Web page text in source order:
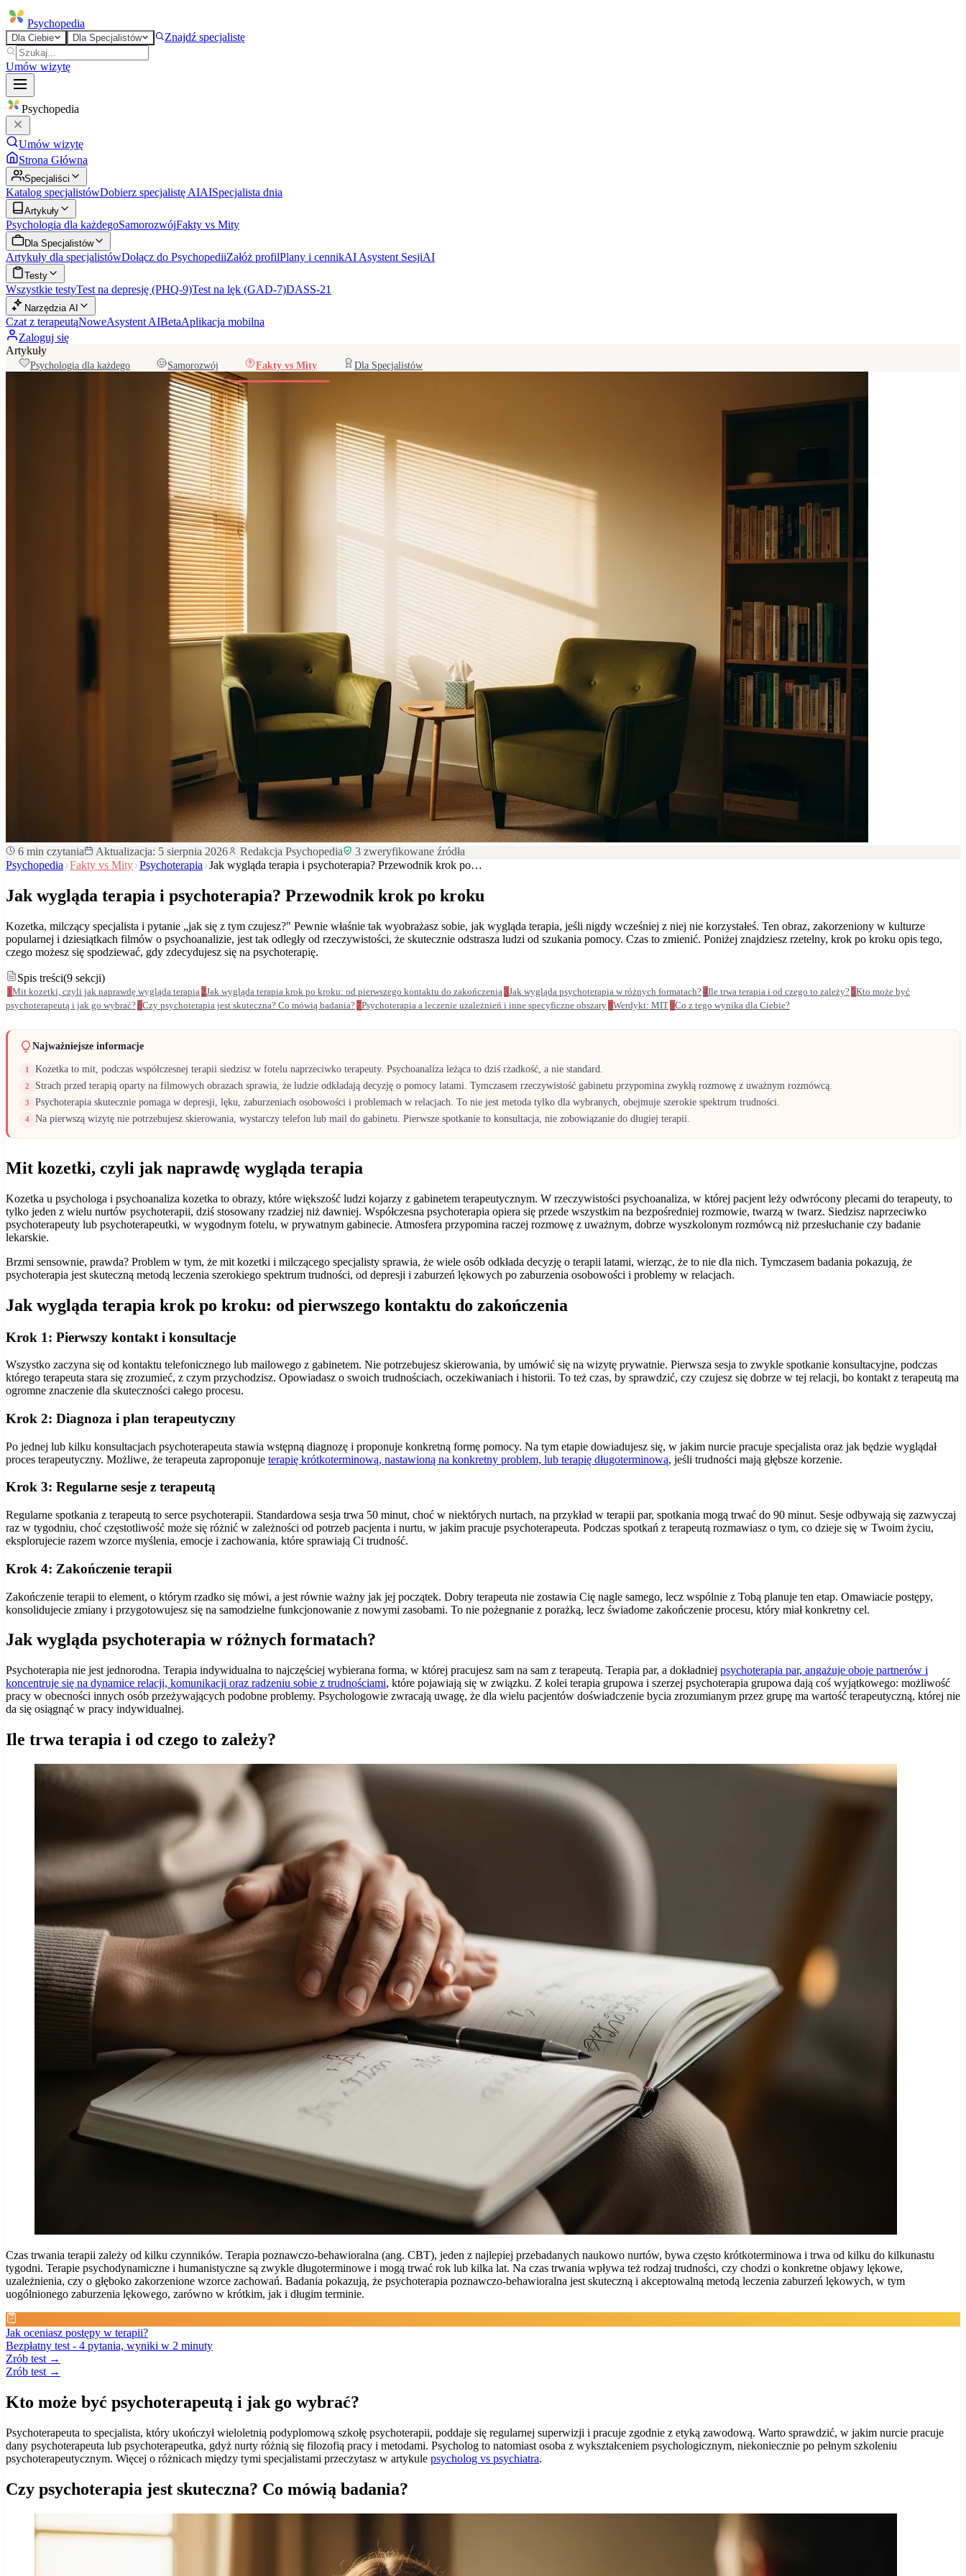
Psychopedia
Dla Ciebie Dla Specjalistów Znajdź specjalistę
Umów wizytę
Psychopedia
Umów wizytę
Strona Główna
Specjaliści
Katalog specjalistówDobierz specjalistę AIAISpecjalista dnia
Artykuły
Psychologia dla każdegoSamorozwójFakty vs Mity
Dla Specjalistów
Artykuły dla specjalistówDołącz do PsychopediiZałóż profilPlany i cennikAI Asystent SesjiAI
Testy
Wszystkie testyTest na depresję (PHQ-9)Test na lęk (GAD-7)DASS-21
Narzędzia AI
Czat z terapeutąNoweAsystent AIBetaAplikacja mobilna
Zaloguj się
Artykuły
Psychologia dla każdego Samorozwój Fakty vs Mity Dla Specjalistów
6 min czytania Aktualizacja: 5 sierpnia 2026 Redakcja Psychopedia 3 zweryfikowane źródła
Psychopedia Fakty vs Mity Psychoterapia Jak wygląda terapia i psychoterapia? Przewodnik krok po…
Jak wygląda terapia i psychoterapia? Przewodnik krok po kroku
Kozetka, milczący specjalista i pytanie „jak się z tym czujesz?" Pewnie właśnie tak wyobrażasz sobie, jak wygląda terapia, jeśli nigdy wcześniej z niej nie korzystałeś. Ten obraz, zakorzeniony w kulturze
popularnej i dziesiątkach filmów o psychoanalizie, jest tak odległy od rzeczywistości, że skutecznie odstrasza ludzi od szukania pomocy. Czas to zmienić. Poniżej znajdziesz rzetelny, krok po kroku opis tego,
czego możesz się spodziewać, gdy zdecydujesz się na psychoterapię.
Spis treści(9 sekcji)
1 Mit kozetki, czyli jak naprawdę wygląda terapia 2Jak wygląda terapia krok po kroku: od pierwszego kontaktu do zakończenia 3Jak wygląda psychoterapia w różnych formatach?4Ile trwa terapia i od czego to zależy?5Kto może być
psychoterapeutą i jak go wybrać?6Czy psychoterapia jest skuteczna? Co mówią badania? 7Psychoterapia a leczenie uzależnień i inne specyficzne obszary8Werdykt: MIT9Co z tego wynika dla Ciebie?
Najważniejsze informacje
1 Kozetka to mit, podczas współczesnej terapii siedzisz w fotelu naprzeciwko terapeuty. Psychoanaliza leżąca to dziś rzadkość, a nie standard.
2 Strach przed terapią oparty na filmowych obrazach sprawia, że ludzie odkładają decyzję o pomocy latami. Tymczasem rzeczywistość gabinetu przypomina zwykłą rozmowę z uważnym rozmówcą.
3 Psychoterapia skutecznie pomaga w depresji, lęku, zaburzeniach osobowości i problemach w relacjach. To nie jest metoda tylko dla wybranych, obejmuje szerokie spektrum trudności.
4 Na pierwszą wizytę nie potrzebujesz skierowania, wystarczy telefon lub mail do gabinetu. Pierwsze spotkanie to konsultacja, nie zobowiązanie do długiej terapii.
Mit kozetki, czyli jak naprawdę wygląda terapia
Kozetka u psychologa i psychoanaliza kozetka to obrazy, które większość ludzi kojarzy z gabinetem terapeutycznym. W rzeczywistości psychoanaliza, w której pacjent leży odwrócony plecami do terapeuty, to
tylko jeden z wielu nurtów psychoterapii, dziś stosowany rzadziej niż dawniej. Współczesna psychoterapia opiera się przede wszystkim na bezpośredniej rozmowie, twarzą w twarz. Siedzisz naprzeciwko
psychoterapeuty lub psychoterapeutki, w wygodnym fotelu, w prywatnym gabinecie. Atmosfera przypomina raczej rozmowę z uważnym, dobrze wyszkolonym rozmówcą niż przesłuchanie czy badanie
lekarskie.
Brzmi sensownie, prawda? Problem w tym, że mit kozetki i milczącego specjalisty sprawia, że wiele osób odkłada decyzję o terapii latami, wierząc, że to nie dla nich. Tymczasem badania pokazują, że
psychoterapia jest skuteczną metodą leczenia szerokiego spektrum trudności, od depresji i zaburzeń lękowych po zaburzenia osobowości i problemy w relacjach.
Jak wygląda terapia krok po kroku: od pierwszego kontaktu do zakończenia
Krok 1: Pierwszy kontakt i konsultacje
Wszystko zaczyna się od kontaktu telefonicznego lub mailowego z gabinetem. Nie potrzebujesz skierowania, by umówić się na wizytę prywatnie. Pierwsza sesja to zwykle spotkanie konsultacyjne, podczas
którego terapeuta stara się zrozumieć, z czym przychodzisz. Opowiadasz o swoich trudnościach, oczekiwaniach i historii. To też czas, by sprawdzić, czy czujesz się dobrze w tej relacji, bo kontakt z terapeutą ma
ogromne znaczenie dla skuteczności całego procesu.
Krok 2: Diagnoza i plan terapeutyczny
Po jednej lub kilku konsultacjach psychoterapeuta stawia wstępną diagnozę i proponuje konkretną formę pomocy. Na tym etapie dowiadujesz się, w jakim nurcie pracuje specjalista oraz jak będzie wyglądał
proces terapeutyczny. Możliwe, że terapeuta zaproponuje terapię krótkoterminową, nastawioną na konkretny problem, lub terapię długoterminową, jeśli trudności mają głębsze korzenie.
Krok 3: Regularne sesje z terapeutą
Regularne spotkania z terapeutą to serce psychoterapii. Standardowa sesja trwa 50 minut, choć w niektórych nurtach, na przykład w terapii par, spotkania mogą trwać do 90 minut. Sesje odbywają się zazwyczaj
raz w tygodniu, choć częstotliwość może się różnić w zależności od potrzeb pacjenta i nurtu, w jakim pracuje psychoterapeuta. Podczas spotkań z terapeutą rozmawiasz o tym, co dzieje się w Twoim życiu,
eksplorujecie razem wzorce myślenia, emocje i zachowania, które sprawiają Ci trudność.
Krok 4: Zakończenie terapii
Zakończenie terapii to element, o którym rzadko się mówi, a jest równie ważny jak jej początek. Dobry terapeuta nie zostawia Cię nagle samego, lecz wspólnie z Tobą planuje ten etap. Omawiacie postępy,
konsolidujecie zmiany i przygotowujesz się na samodzielne funkcjonowanie z nowymi zasobami. To nie pożegnanie z porażką, lecz świadome zakończenie procesu, który miał konkretny cel.
Jak wygląda psychoterapia w różnych formatach?
Psychoterapia nie jest jednorodna. Terapia indywidualna to najczęściej wybierana forma, w której pracujesz sam na sam z terapeutą. Terapia par, a dokładniej psychoterapia par, angażuje oboje partnerów i
koncentruje się na dynamice relacji, komunikacji oraz radzeniu sobie z trudnościami, które pojawiają się w związku. Z kolei terapia grupowa i szerzej psychoterapia grupowa dają coś wyjątkowego: możliwość
pracy w obecności innych osób przeżywających podobne problemy. Psychologowie zwracają uwagę, że dla wielu pacjentów doświadczenie bycia zrozumianym przez grupę ma wartość terapeutyczną, której nie
da się osiągnąć w pracy indywidualnej.
Ile trwa terapia i od czego to zależy?
Czas trwania terapii zależy od kilku czynników. Terapia poznawczo-behawioralna (ang. CBT), jeden z najlepiej przebadanych naukowo nurtów, bywa często krótkoterminowa i trwa od kilku do kilkunastu
tygodni. Terapie psychodynamiczne i humanistyczne są zwykle długoterminowe i mogą trwać rok lub kilka lat. Na czas trwania wpływa też rodzaj trudności, czy chodzi o konkretne objawy lękowe,
uzależnienia, czy o głęboko zakorzenione wzorce zachowań. Badania pokazują, że psychoterapia poznawczo-behawioralna jest skuteczną i akceptowalną metodą leczenia zaburzeń lękowych, w tym
uogólnionego zaburzenia lękowego, zarówno w krótkim, jak i długim terminie.
Jak oceniasz postępy w terapii?
Bezpłatny test - 4 pytania, wyniki w 2 minuty
Zrób test →
Zrób test →
Kto może być psychoterapeutą i jak go wybrać?
Psychoterapeuta to specjalista, który ukończył wieloletnią podyplomową szkołę psychoterapii, poddaje się regularnej superwizji i pracuje zgodnie z etyką zawodową. Warto sprawdzić, w jakim nurcie pracuje
dany psychoterapeuta lub psychoterapeutka, gdyż nurty różnią się filozofią pracy i metodami. Psycholog to natomiast osoba z wykształceniem psychologicznym, niekoniecznie po pełnym szkoleniu
psychoterapeutycznym. Więcej o różnicach między tymi specjalistami przeczytasz w artykule psycholog vs psychiatra.
Czy psychoterapia jest skuteczna? Co mówią badania?